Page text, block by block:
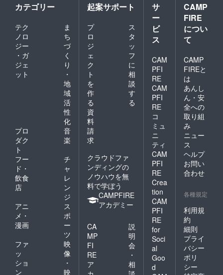
カテゴリー
テク
ノロ
ジー
・ガ
ジェ
ット
ま
ち
づ
く
り
・
地
域
活
性
化
プロ
ダク
ト
音
楽
フー
ド・
飲食
店
チ
ャ
レ
ン
ジ
アニ
メ・
漫画
ス
ポ
ー
ツ
ファ
ッ
ショ
ン
映
像
・
映
起案サポート
プ
ロ
ジ
ェ
ク
ト
を
作
る
ス
タ
ッ
フ
に
相
談
す
る
資
料
請
求
クラウドファ
ンディングの
ノウハウを無
料で学ぼう
CAMPFIRE
アカデミー
CA
MP
FI
RE
ア
説
明
会
・
相
サ
ー
ビ
ス
CAM
PFI
RE
CAM
PFI
RE
コ
ミュ
ニ
ティ
CAM
PFI
RE
Crea
tion
CAM
PFI
RE
for
Soci
al
Goo
d
CAMP
FIRE
につい
て
CAMP
FIREと
は
あんし
ん・安
全への
取り組
み
ニュー
ス
ヘルプ
お問い
合わせ
各種規定
利用規
約
細則
プライ
バシー
ポリ
シー